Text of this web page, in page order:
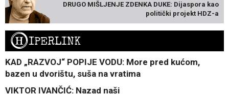
DRUGO MIŠLJENJE ZDENKA DUKE: Dijaspora kao
politički projekt HDZ-a
HIPERLINK
KAD „RAZVOJ“ POPIJE VODU: More pred kućom,
bazen u dvorištu, suša na vratima
VIKTOR IVANČIĆ: Nazad naši